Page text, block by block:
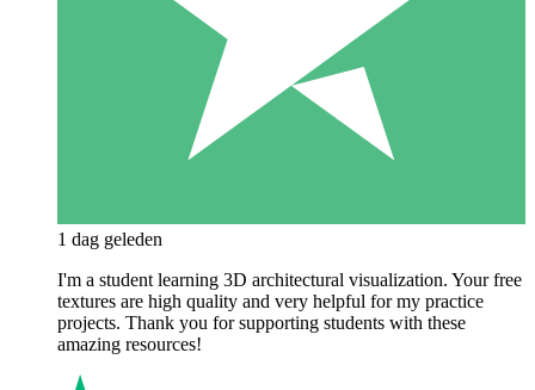
1 dag geleden
I'm a student learning 3D architectural visualization. Your free
textures are high quality and very helpful for my practice
projects. Thank you for supporting students with these
amazing resources!